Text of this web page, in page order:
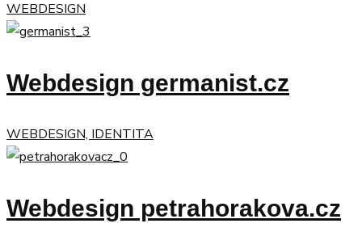
WEBDESIGN
Webdesign germanist.cz
WEBDESIGN, IDENTITA
Webdesign petrahorakova.cz